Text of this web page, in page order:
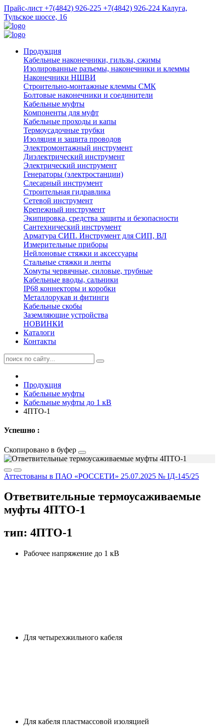
Прайс-лист +7(4842) 926-225 +7(4842) 926-224 Калуга,
Тульское шоссе, 16
Продукция
Кабельные наконечники, гильзы, сжимы
Изолированные разъемы, наконечники и клеммы
Наконечники НШВИ
Строительно-монтажные клеммы СМК
Болтовые наконечники и соединители
Кабельные муфты
Компоненты для муфт
Кабельные проходы и капы
Термоусадочные трубки
Изоляция и защита проводов
Электромонтажный инструмент
Диэлектрический инструмент
Электрический инструмент
Генераторы (электростанции)
Слесарный инструмент
Строительная гидравлика
Сетевой инструмент
Крепежный инструмент
Экипировка, средства защиты и безопасности
Сантехнический инструмент
Арматура СИП. Инструмент для СИП, ВЛ
Измерительные приборы
Нейлоновые стяжки и аксессуары
Стальные стяжки и ленты
Хомуты червячные, силовые, трубные
Кабельные вводы, сальники
IP68 коннекторы и коробки
Металлорукав и фитинги
Кабельные скобы
Заземляющие устройства
НОВИНКИ
Каталоги
Контакты
Продукция
Кабельные муфты
Кабельные муфты до 1 кВ
4ПТО-1
Успешно :
Скопировано в буфер
Аттестованы в ПАО «РОССЕТИ» 25.07.2025 № IД-145/25
Ответвительные термоусаживаемые
муфты 4ПТО-1
тип: 4ПТО-1
Рабочее напряжение до 1 кВ
Для четырехжильного кабеля
Для кабеля пластмассовой изоляцией